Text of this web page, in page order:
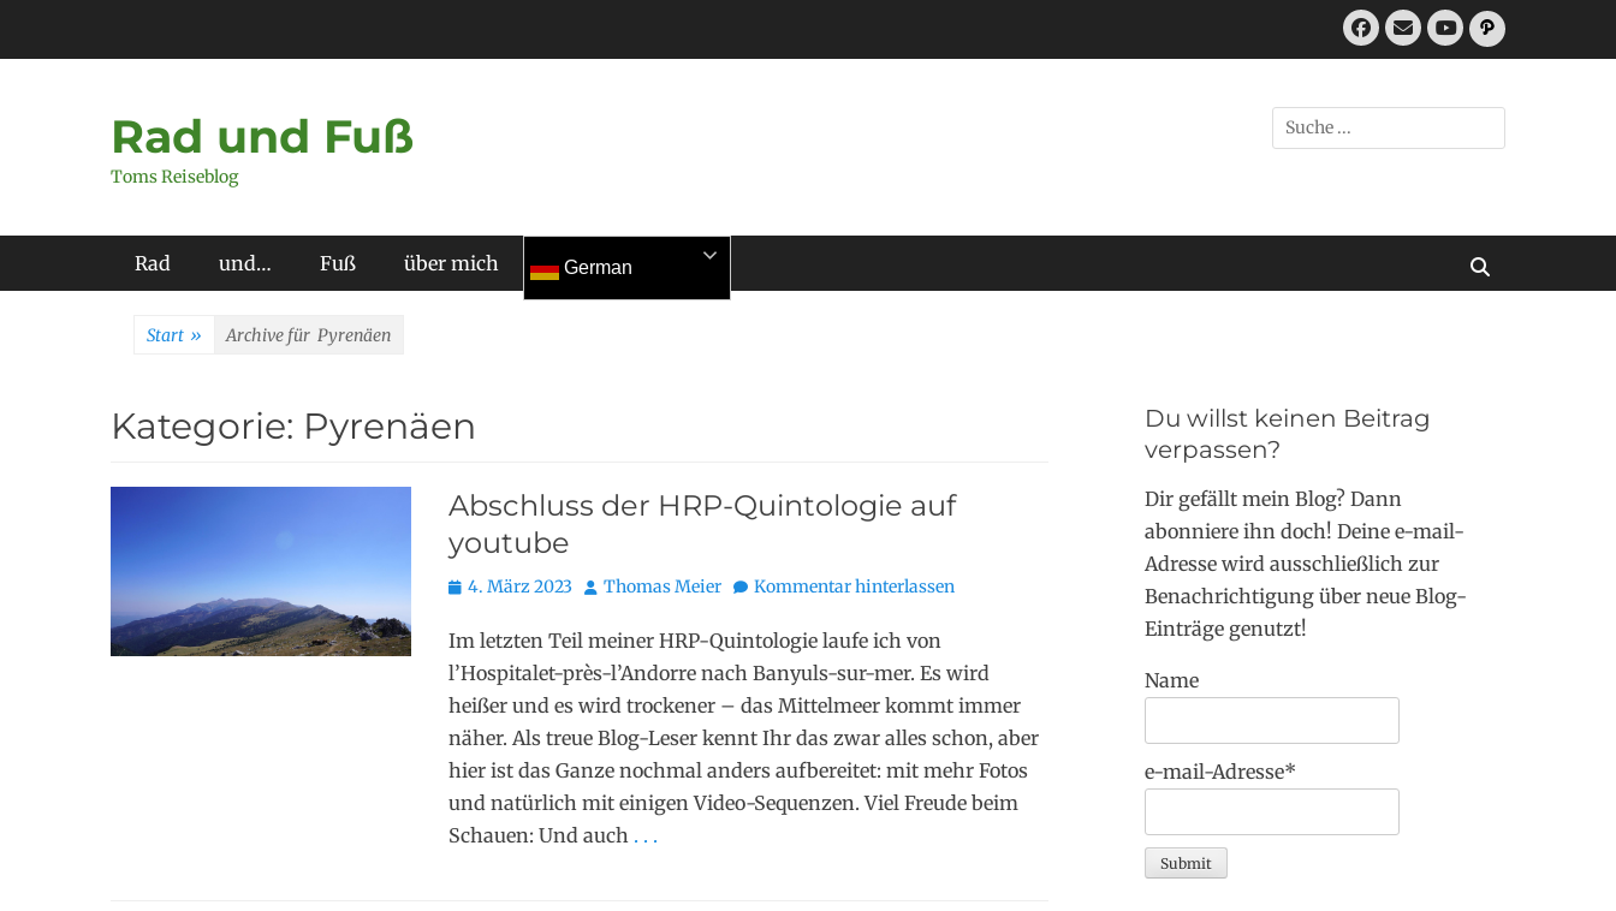
Facebook
E-
MailYouTube
Pfad
Rad und Fuß
Toms Reiseblog
Suchen
nach:
Primäres Menü
Rad und… Fuß über mich German
Start » Archive für Pyrenäen
Kategorie: Pyrenäen
Abschluss der HRP-Quintologie auf
youtube
Posted
4. März 2023 Autor
Thomas Meier Kommentar hinterlassen
Im letzten Teil meiner HRP-Quintologie laufe ich von
l’Hospitalet-près-l’Andorre nach Banyuls-sur-mer. Es wird
heißer und es wird trockener – das Mittelmeer kommt immer
näher. Als treue Blog-Leser kennt Ihr das zwar alles schon, aber
hier ist das Ganze nochmal anders aufbereitet: mit mehr Fotos
und natürlich mit einigen Video-Sequenzen. Viel Freude beim
Schauen: Und auch . . .
Du willst keinen Beitrag
verpassen?
Dir gefällt mein Blog? Dann
abonniere ihn doch! Deine e-mail-
Adresse wird ausschließlich zur
Benachrichtigung über neue Blog-
Einträge genutzt!
Name
e-mail-Adresse*